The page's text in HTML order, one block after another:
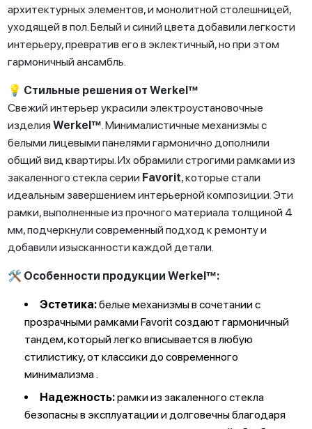
архитектурных элементов, и монолитной столешницей,
уходящей в пол. Белый и синий цвета добавили легкости
интерьеру, превратив его в эклектичный, но при этом
гармоничный ансамбль.
💡 Стильные решения от Werkel™
Свежий интерьер украсили электроустановочные
изделияWerkel™. Минималистичные механизмы с
белыми лицевыми панелями гармонично дополнили
общий вид квартиры. Их обрамили строгими рамками из
закаленного стекла серии Favorit, которые стали
идеальным завершением интерьерной композиции. Эти
рамки, выполненные из прочного материала толщиной 4
мм, подчеркнули современный подход к ремонту и
добавили изысканности каждой детали.
🛠️ Особенности продукции Werkel™:
Эстетика:белые механизмы в сочетании с
прозрачными рамками Favorit создают гармоничный
тандем, который легко вписывается в любую
стилистику, от классики до современного
минимализма .
Надежность:рамки из закаленного стекла
безопасны в эксплуатации и долговечны благодаря